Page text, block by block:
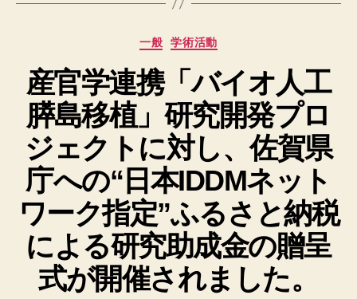
カ
ゴ
リ
ー
一般 学術活動
産官学連携「バイオ人工
膵島移植」研究開発プロ
ジェクトに対し、佐賀県
庁への“日本IDDMネット
ワーク指定”ふるさと納税
による研究助成金の贈呈
式が開催されました。